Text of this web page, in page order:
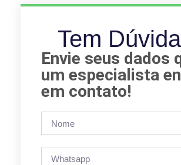
Tem
Envie seus dados
um especialista
em contato!